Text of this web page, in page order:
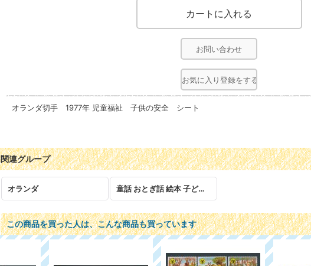
お問い合わせ
お気に入り登録をする
オランダ切手 1977年 児童福祉 子供の安全 シート
関連グループ
オランダ 童話 おとぎ話 絵本 子ども 児童
この商品を買った人は、こんな商品も買っています